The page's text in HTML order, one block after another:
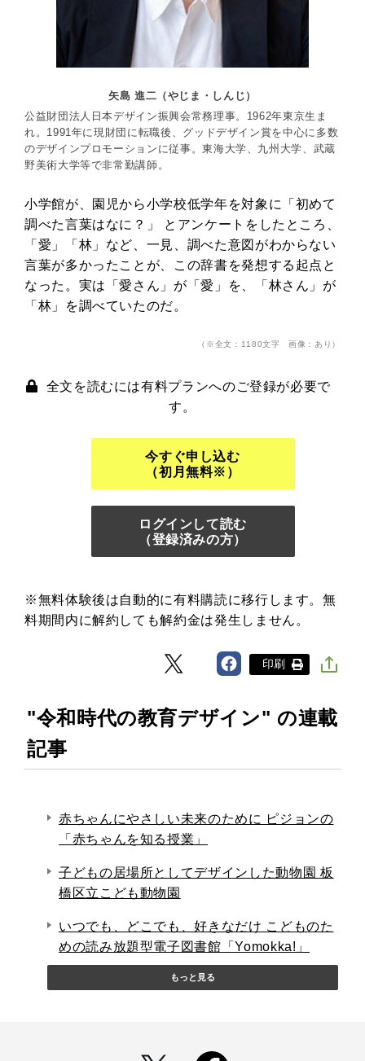
矢島 進二（やじま・しんじ）
公益財団法人日本デザイン振興会常務理事。1962年東京生ま
れ。1991年に現財団に転職後、グッドデザイン賞を中心に多数
のデザインプロモーションに従事。東海大学、九州大学、武蔵
野美術大学等で非常勤講師。
小学館が、園児から小学校低学年を対象に「初めて
調べた言葉はなに？」 とアンケートをしたところ、
「愛」「林」など、一見、調べた意図がわからない
言葉が多かったことが、この辞書を発想する起点と
なった。実は「愛さん」が「愛」を、「林さん」が
「林」を調べていたのだ。
（※全文：1180文字 画像：あり）
全文を読むには有料プランへのご登録が必要で
す。
今すぐ申し込む
（初月無料※）
ログインして読む
（登録済みの方）
※無料体験後は自動的に有料購読に移行します。無
料期間内に解約しても解約金は発生しません。
印刷
"令和時代の教育デザイン" の連載
記事
赤ちゃんにやさしい未来のために ピジョンの
「赤ちゃんを知る授業」
子どもの居場所としてデザインした動物園 板
橋区立こども動物園
いつでも、どこでも、好きなだけ こどものた
めの読み放題型電子図書館「Yomokka!」
もっと見る